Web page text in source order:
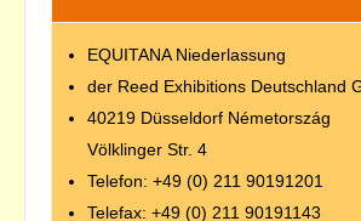
EQUITANA Niederlassung
der Reed Exhibitions Deutschland
40219 Düsseldorf Németország
Völklinger Str. 4
Telefon: +49 (0) 211 90191201
Telefax: +49 (0) 211 90191143